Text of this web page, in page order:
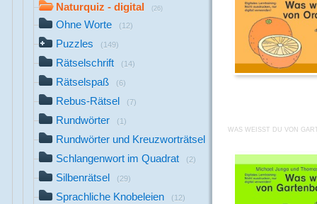
Naturquiz - digital (26)
Ohne Worte (12)
Puzzles (149)
Rätselschrift (14)
Rätselspaß (6)
Rebus-Rätsel (7)
Rundwörter (1)
Rundwörter und Kreuzworträtsel
Schlangenwort im Quadrat (2)
Silbenrätsel (29)
Sprachliche Knobeleien (12)
WAS WEISST DU VON